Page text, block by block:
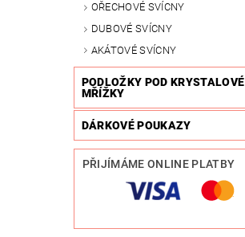
OŘECHOVÉ SVÍCNY
DUBOVÉ SVÍCNY
AKÁTOVÉ SVÍCNY
PODLOŽKY POD KRYSTALOVÉ
MŘÍŽKY
DÁRKOVÉ POUKAZY
PŘIJÍMÁME ONLINE PLATBY